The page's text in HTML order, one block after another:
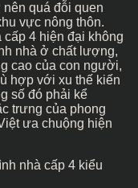
nên quá đỗi quen
vực nông thôn.
cấp 4 hiện đại không
nhà ở chất lượng,
cao của con người,
hợp với xu thế kiến
số đó phải kể
trưng của phong
ưa chuộng hiện
nhà cấp 4 kiểu